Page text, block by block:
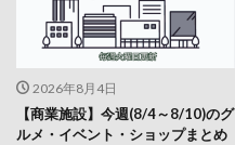
2026年8月4日
【商業施設】今週(8/4～8/10)のグ
ルメ・イベント・ショップまとめ